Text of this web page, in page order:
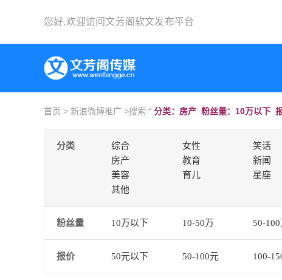
您好,欢迎访问 文芳阁软文发布平台
首页 > 新浪微博推广 >搜索 “ 分类：房产 粉丝量：10万以下
分类 综合 女性 笑话
房产
教育 新闻
美容
育儿 星座
其他
粉丝量 10万以下 10-50万 50-100
报价 50元以下 50-100元 100-